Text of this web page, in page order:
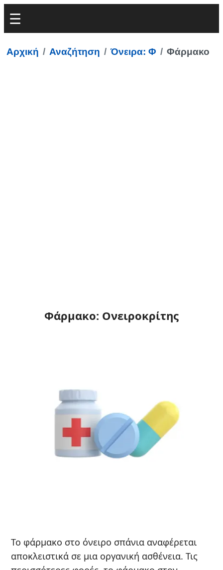
Αρχική Αναζήτηση Όνειρα: Φ Φάρμακο
Φάρμακο: Ονειροκρίτης
Το φάρμακο στο όνειρο σπάνια αναφέρεται
αποκλειστικά σε μια οργανική ασθένεια. Τις